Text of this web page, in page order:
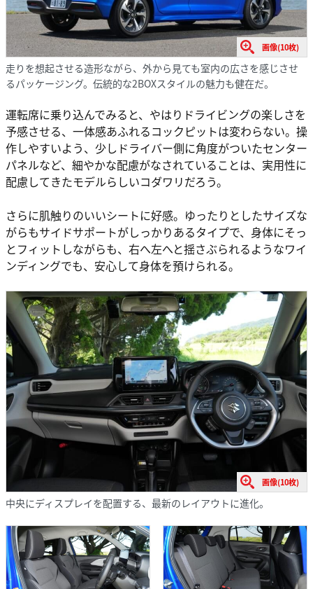
画像(10枚)
走りを想起させる造形ながら、外から見ても室内の広さを感じさせ
るパッケージング。伝統的な2BOXスタイルの魅力も健在だ。
運転席に乗り込んでみると、やはりドライビングの楽しさを
予感させる、一体感あふれるコックピットは変わらない。操
作しやすいよう、少しドライバー側に角度がついたセンター
パネルなど、細やかな配慮がなされていることは、実用性に
配慮してきたモデルらしいコダワリだろう。
さらに肌触りのいいシートに好感。ゆったりとしたサイズな
がらもサイドサポートがしっかりあるタイプで、身体にそっ
とフィットしながらも、右へ左へと揺さぶられるようなワイ
ンディングでも、安心して身体を預けられる。
画像(10枚)
中央にディスプレイを配置する、最新のレイアウトに進化。